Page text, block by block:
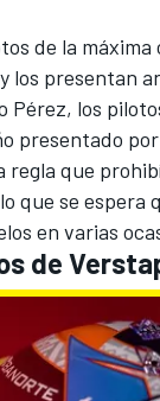
de la
los presentan
Pérez, los
presentado
regla que
que se espera
en varias
de